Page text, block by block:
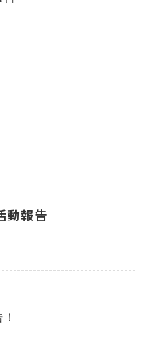
報告